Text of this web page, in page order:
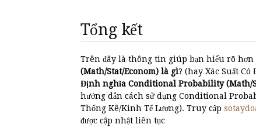
Tổng kết
Trên đây là thông tin giúp bạn hiểu rõ hơn
(Math/Stat/Econom) là gì? (hay Xác Suất
Định nghĩa Conditional Probability (Math/
hướng dẫn cách sử dụng Conditional
Thống Kê/Kinh Tế Lượng). Truy cập
được cập nhật liên tục